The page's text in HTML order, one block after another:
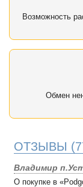
Возможность
Обмен
ОТЗЫВЫ
Владимир
О покупке в